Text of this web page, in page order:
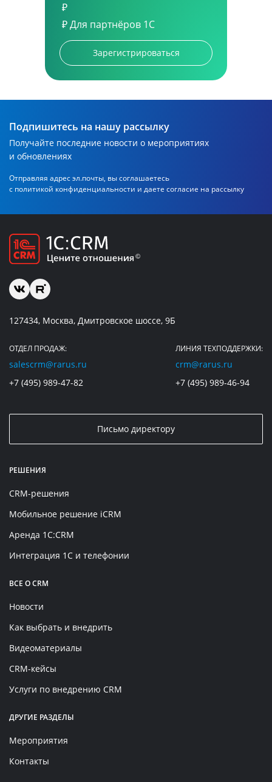
₽
₽Для партнёров 1С
Зарегистрироваться
Подпишитесь на нашу рассылку
Получайте последние новости о мероприятиях
и обновлениях
Отправляя адрес эл.почты, вы соглашаетесь
с политикой конфиденциальности и даете согласие на рассылку
127434, Москва, Дмитровское шоссе, 9Б
ОТДЕЛ ПРОДАЖ:
salescrm@rarus.ru
+7 (495) 989-47-82
ЛИНИЯ ТЕХПОДДЕРЖКИ:
crm@rarus.ru
+7 (495) 989-46-94
Письмо директору
РЕШЕНИЯ
CRM-решения
Мобильное решение iCRM
Аренда 1C:CRM
Интеграция 1С и телефонии
ВСЕ О CRM
Новости
Как выбрать и внедрить
Видеоматериалы
CRM-кейсы
Услуги по внедрению CRM
ДРУГИЕ РАЗДЕЛЫ
Мероприятия
Контакты